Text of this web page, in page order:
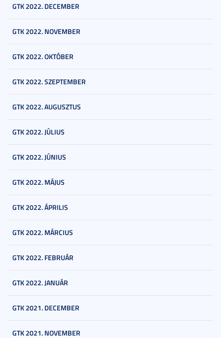
GTK 2022. DECEMBER
GTK 2022. NOVEMBER
GTK 2022. OKTÓBER
GTK 2022. SZEPTEMBER
GTK 2022. AUGUSZTUS
GTK 2022. JÚLIUS
GTK 2022. JÚNIUS
GTK 2022. MÁJUS
GTK 2022. ÁPRILIS
GTK 2022. MÁRCIUS
GTK 2022. FEBRUÁR
GTK 2022. JANUÁR
GTK 2021. DECEMBER
GTK 2021. NOVEMBER